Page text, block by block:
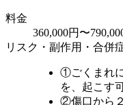
料金
360,000円〜
リスク・副作用・合併
①ごくまれ
を、起こす
②傷口から